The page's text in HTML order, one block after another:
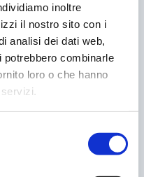
inoltre
il nostro sito con i
analisi dei dati web,
potrebbero combinarle
loro o che hanno
LE DIMENSIONI DEGLI
STALLI SONO ADEGUATE?